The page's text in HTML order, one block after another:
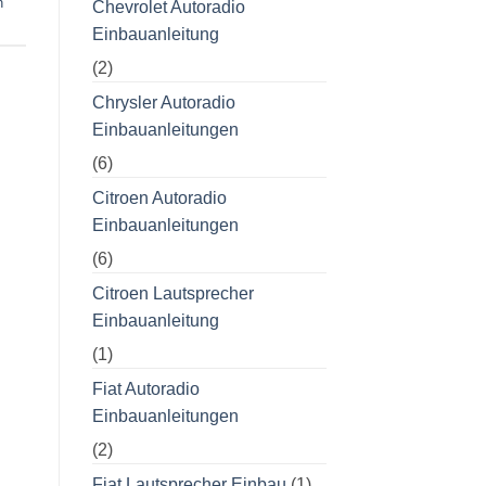
Chevrolet Autoradio
Einbauanleitung
(2)
Chrysler Autoradio
Einbauanleitungen
(6)
Citroen Autoradio
Einbauanleitungen
(6)
Citroen Lautsprecher
Einbauanleitung
(1)
Fiat Autoradio
Einbauanleitungen
(2)